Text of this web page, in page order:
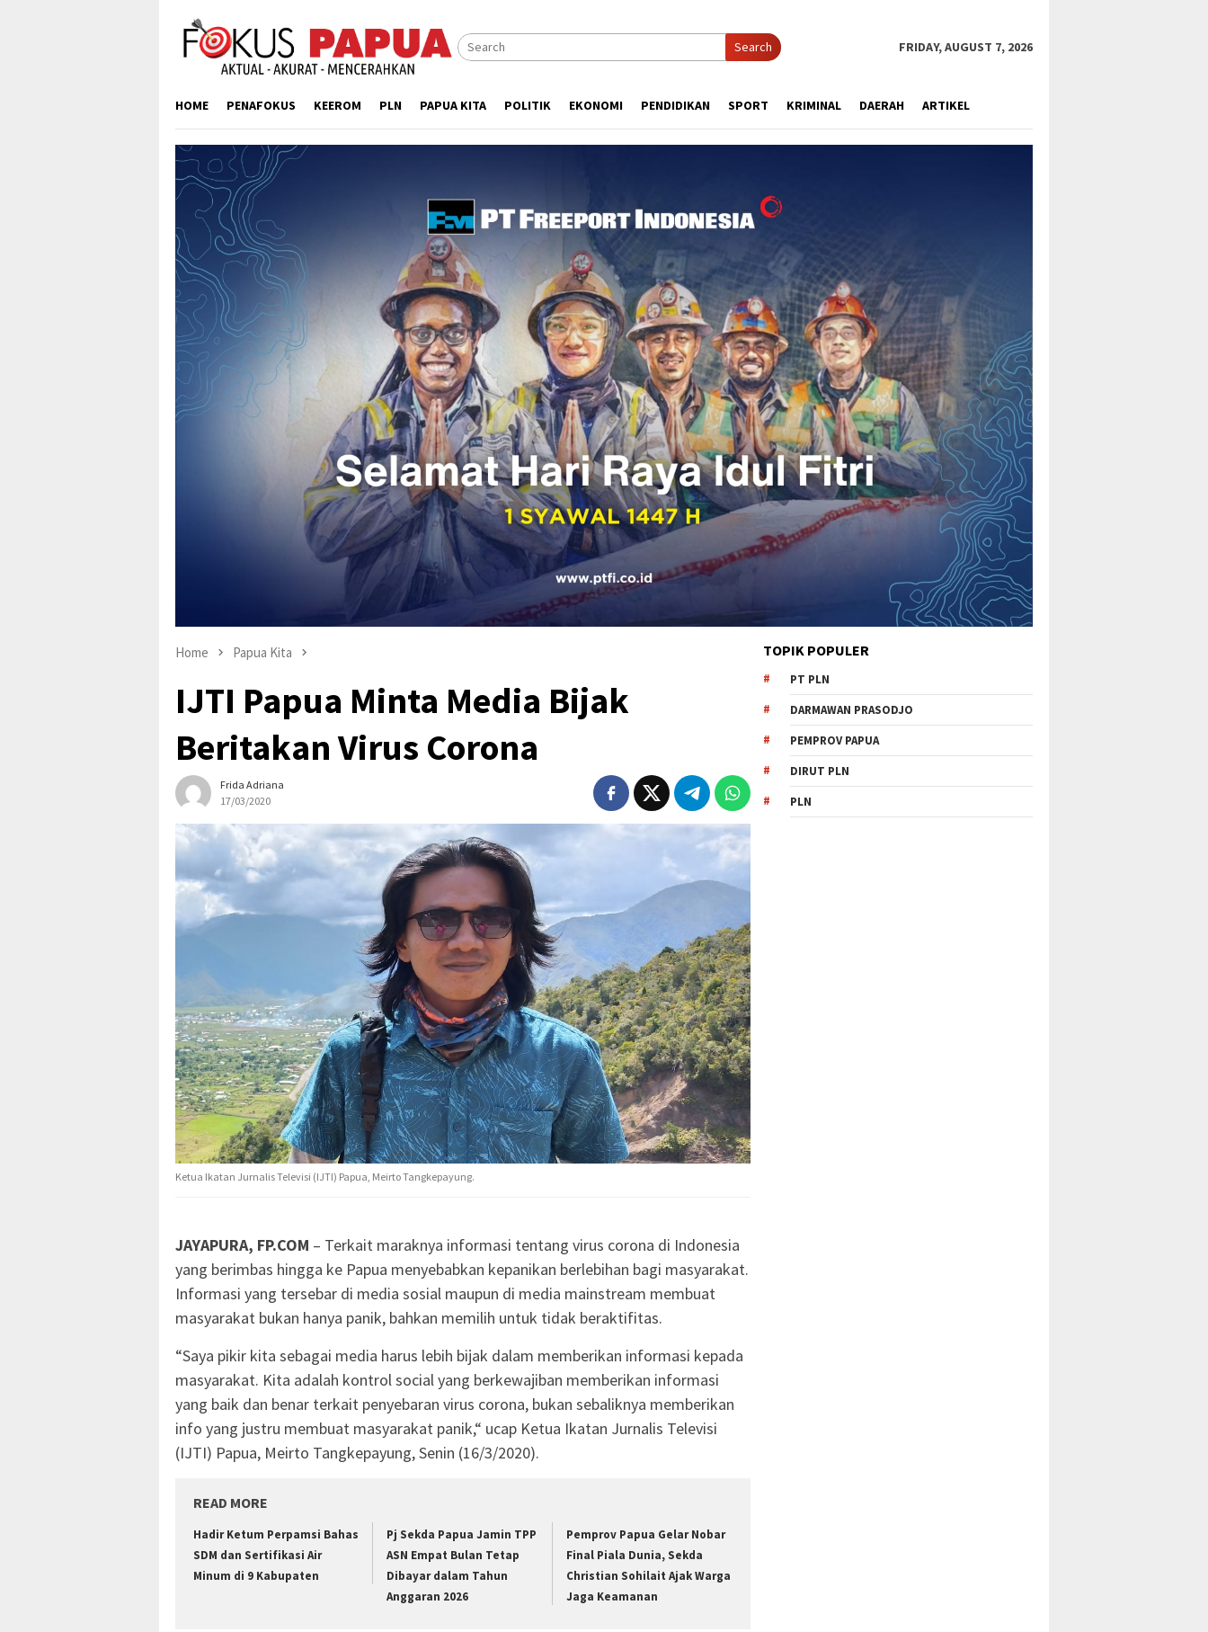
content
Search FRIDAY, AUGUST 7, 2026
HOME PENAFOKUS KEEROM PLN PAPUA KITA POLITIK EKONOMI PENDIDIKAN SPORT KRIMINAL DAERAH ARTIKEL
Home Papua Kita
IJTI Papua Minta Media Bijak
Beritakan Virus Corona
Frida Adriana
17/03/2020
Ketua Ikatan Jurnalis Televisi (IJTI) Papua, Meirto Tangkepayung.
JAYAPURA, FP.COM – Terkait maraknya informasi tentang virus corona di Indonesia
yang berimbas hingga ke Papua menyebabkan kepanikan berlebihan bagi masyarakat.
Informasi yang tersebar di media sosial maupun di media mainstream membuat
masyarakat bukan hanya panik, bahkan memilih untuk tidak beraktifitas.
“Saya pikir kita sebagai media harus lebih bijak dalam memberikan informasi kepada
masyarakat. Kita adalah kontrol social yang berkewajiban memberikan informasi
yang baik dan benar terkait penyebaran virus corona, bukan sebaliknya memberikan
info yang justru membuat masyarakat panik,“ ucap Ketua Ikatan Jurnalis Televisi
(IJTI) Papua, Meirto Tangkepayung, Senin (16/3/2020).
READ MORE
Hadir Ketum Perpamsi Bahas
SDM dan Sertifikasi Air
Minum di 9 Kabupaten
Pj Sekda Papua Jamin TPP
ASN Empat Bulan Tetap
Dibayar dalam Tahun
Anggaran 2026
Pemprov Papua Gelar Nobar
Final Piala Dunia, Sekda
Christian Sohilait Ajak Warga
Jaga Keamanan
TOPIK POPULER
PT PLN
DARMAWAN PRASODJO
PEMPROV PAPUA
DIRUT PLN
PLN